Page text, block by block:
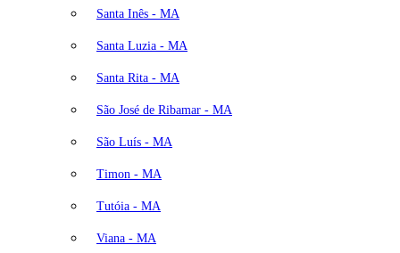
Santa Inês - MA
Santa Luzia - MA
Santa Rita - MA
São José de Ribamar - MA
São Luís - MA
Timon - MA
Tutóia - MA
Viana - MA